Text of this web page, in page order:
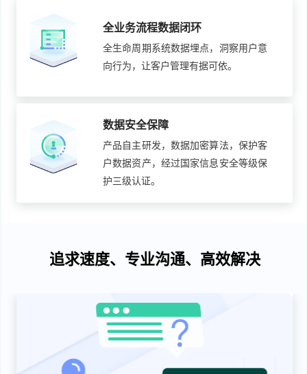
全业务流程数据闭环
全生命周期系统数据埋点，洞察用户意
向行为，让客户管理有据可依。
数据安全保障
产品自主研发，数据加密算法，保护客
户数据资产，经过国家信息安全等级保
护三级认证。
追求速度、专业沟通、高效解决